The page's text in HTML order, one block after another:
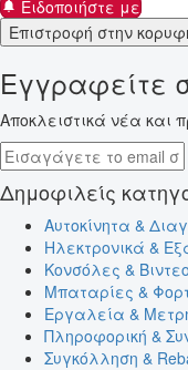
Ειδοποιήστε με
Επιστροφή στην
Εγγραφείτε
Αποκλειστικά νέα και
Δημοφιλείς
Αυτοκίνητα &
Ηλεκτρονικά &
Κονσόλες &
Μπαταρίες &
Εργαλεία &
Πληροφορική &
Συγκόλληση &